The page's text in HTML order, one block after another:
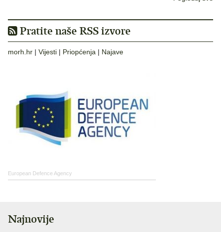
Pratite naše RSS izvore
morh.hr | Vijesti | Priopćenja | Najave
European Defence Agency
Najnovije